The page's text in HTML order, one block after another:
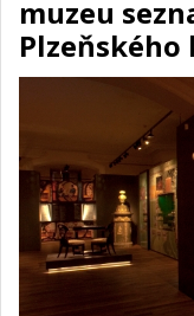
muzeu
Plzeňského